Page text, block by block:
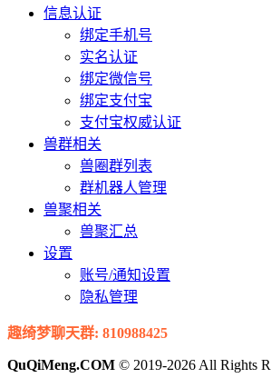
信息认证
绑定手机号
实名认证
绑定微信号
绑定支付宝
支付宝权威认证
兽群相关
兽圈群列表
群机器人管理
兽聚相关
兽聚汇总
设置
账号/通知设置
隐私管理
趣绮梦聊天群: 810988425
QuQiMeng.COM © 2019-2026 All Rights